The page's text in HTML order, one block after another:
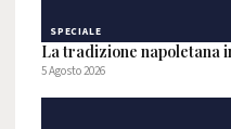
SPECIALE
La tradizione napoletana
5 Agosto 2026